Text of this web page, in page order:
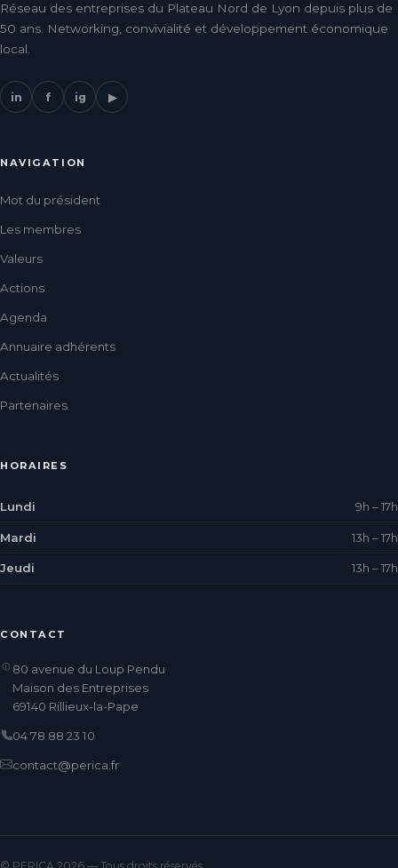
Réseau des entreprises du Plateau Nord de Lyon depuis plus de
50 ans. Networking, convivialité et développement économique
local.
in f ig ▶
NAVIGATION
Mot du président
Les membres
Valeurs
Actions
Agenda
Annuaire adhérents
Actualités
Partenaires
HORAIRES
Lundi 9h – 17h
Mardi 13h – 17h
Jeudi 13h – 17h
CONTACT
80 avenue du Loup Pendu
Maison des Entreprises
69140 Rillieux-la-Pape
04 78 88 23 10
contact@perica.fr